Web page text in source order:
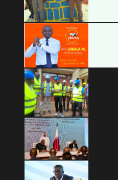
Copyright © 2026 Mashariki